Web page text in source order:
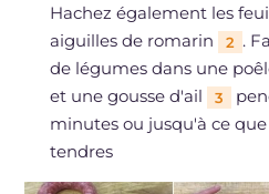
Hachez également les
aiguilles de romarin
2 .
de légumes dans une
et une gousse d'ail
3
minutes ou jusqu'à ce
tendres